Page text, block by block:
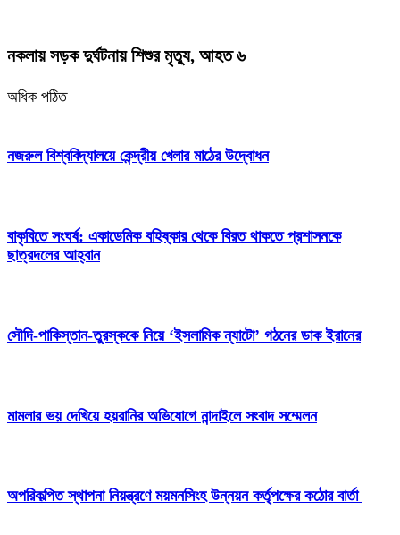
নকলায় সড়ক দুর্ঘটনায় শিশুর মৃত্যু, আহত ৬
অধিক পঠিত
নজরুল বিশ্ববিদ্যালয়ে কেন্দ্রীয় খেলার মাঠের উদ্বোধন
বাকৃবিতে সংঘর্ষ: একাডেমিক বহিষ্কার থেকে বিরত থাকতে প্রশাসনকে
ছাত্রদলের আহ্বান
সৌদি-পাকিস্তান-তুরস্ককে নিয়ে ‘ইসলামিক ন্যাটো’ গঠনের ডাক ইরানের
মামলার ভয় দেখিয়ে হয়রানির অভিযোগে নান্দাইলে সংবাদ সম্মেলন
অপরিকল্পিত স্থাপনা নিয়ন্ত্রণে ময়মনসিংহ উন্নয়ন কর্তৃপক্ষের কঠোর বার্তা